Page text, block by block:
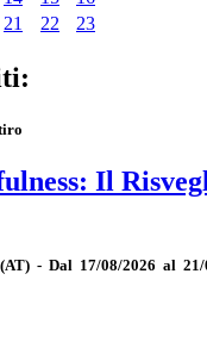
21 22 23
Il
(AT) - Dal 17/08/2026 al 21/